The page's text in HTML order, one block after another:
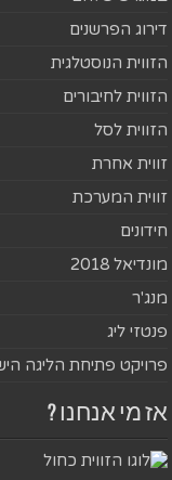
דירוג הפרשנים
הזווית הנוסטלגית
הזווית לחיבורים
הזווית לסל
זווית אחרת
זווית המערכת
חידונים
מונדיאל 2018
מנג'ר
פנטזי ליג
פרויקט פתיחת הליגה
אז מי אנחנו ?